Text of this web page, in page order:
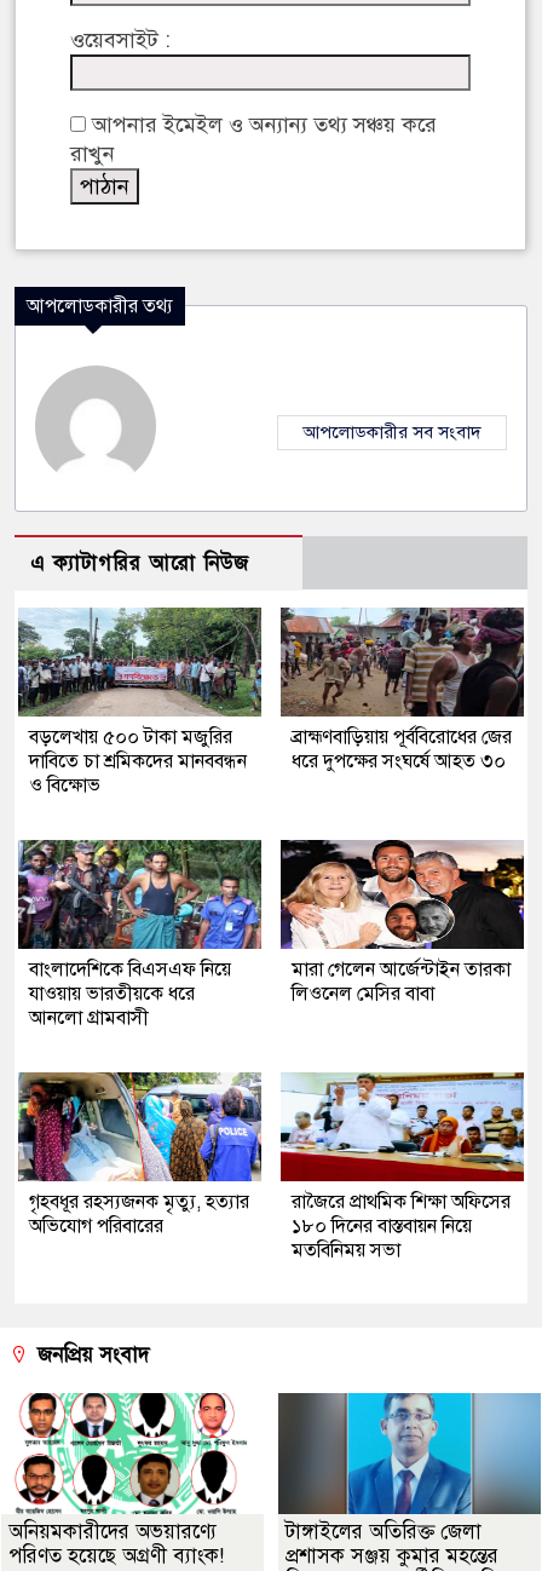
ওয়েবসাইট :
আপনার ইমেইল ও অন্যান্য তথ্য সঞ্চয় করে
রাখুন
আপলোডকারীর তথ্য
আপলোডকারীর সব সংবাদ
এ ক্যাটাগরির আরো নিউজ
বড়লেখায় ৫০০ টাকা মজুরির
দাবিতে চা শ্রমিকদের মানববন্ধন
ও বিক্ষোভ
ব্রাহ্মণবাড়িয়ায় পূর্ববিরোধের জের
ধরে দুপক্ষের সংঘর্ষে আহত ৩০
বাংলাদেশিকে বিএসএফ নিয়ে
যাওয়ায় ভারতীয়কে ধরে
আনলো গ্রামবাসী
মারা গেলেন আর্জেন্টাইন তারকা
লিওনেল মেসির বাবা
গৃহবধূর রহস্যজনক মৃত্যু, হত্যার
অভিযোগ পরিবারের
রাজৈরে প্রাথমিক শিক্ষা অফিসের
১৮০ দিনের বাস্তবায়ন নিয়ে
মতবিনিময় সভা
জনপ্রিয় সংবাদ
অনিয়মকারীদের অভয়ারণ্যে
পরিণত হয়েছে অগ্রণী ব্যাংক!
টাঙ্গাইলের অতিরিক্ত জেলা
প্রশাসক সঞ্জয় কুমার মহন্তের